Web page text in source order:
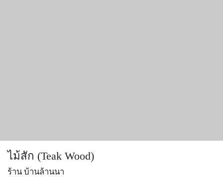
ไม้สัก (Teak Wood)
ร้าน บ้านล้านนา